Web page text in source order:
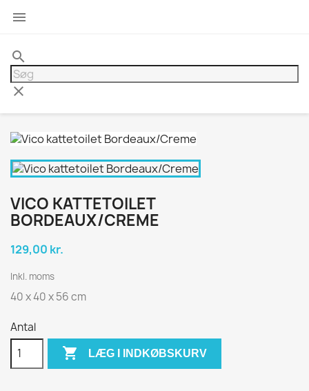

search
clear
VICO KATTETOILET
BORDEAUX/CREME
129,00 kr.
Inkl. moms
40 x 40 x 56 cm
Antal
 LÆG I INDKØBSKURV